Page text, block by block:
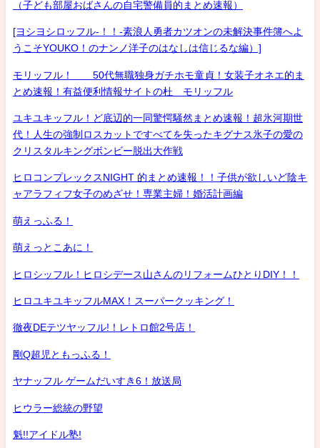
（子ども部屋おばさんの自宅警備員的まとめ速報）
[ヨシヨシロッフル-！！-素浪人勇者カツオンの未解決事件簿へよ
うこそYOUKO！のナンノ洋子のはなしは信じるな編）]
モリッフル！ 50代無職独身ガチホモ童貞！女装子オネエ的ま
とめ速報！有益便利情報サイトの杜 モリッフル
ユキユキッフル！ど底辺的一同驚愕騒然まとめ速報！超氷河期世
代！人生の強制ロスカットですべてを失ったキグナス氷子の愛の
クリスタルキングボンビー脱出大作戦
ヒロコンプレックスNIGHT 的まとめ速報！！子供が欲しいど陰キ
ャアラフィフ女子のめざせ！専業主婦！婚活計画編
萌えっふる！
萌えっとこあに！
ヒロシッフル！ヒロシデース山さんのリフォームひとりDIY！！
ヒロユキユキッフルMAX！スーパークッキング！
徹夜DEテツヤッフル!！レトロ館2号店！
剛Q超児ともっふる！
ヤナッフル ゲームだいすき6！放送局
ヒウラー総統の野望
魁!!アイドル塾!